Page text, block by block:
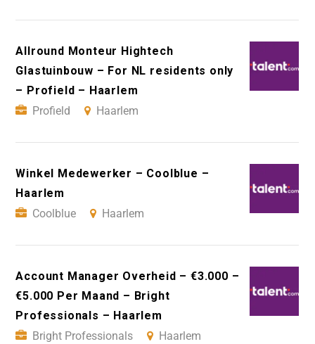
Allround Monteur Hightech
Glastuinbouw – For NL residents only
– Profield – Haarlem
Profield
Haarlem
Winkel Medewerker – Coolblue –
Haarlem
Coolblue
Haarlem
Account Manager Overheid – €3.000 –
€5.000 Per Maand – Bright
Professionals – Haarlem
Bright Professionals
Haarlem